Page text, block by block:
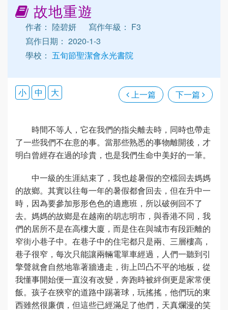
故地重遊
作者： 陸碧妍
寫作年級： F3
寫作日期： 2020-1-3
學校： 五旬節聖潔會永光書院
上一篇 下一篇
小 中 大
時間不等人，它在我們的指尖離去時，同時也帶走
了一些我們不在意的事。當那些熟悉的事物離開後，才
明白曾經存在過的珍貴，也是我們生命中美好的一筆。
中一級的生涯結束了，我也趁暑假的空檔回去媽媽
的故鄉。其實以往每一年的暑假都會回去，但在升中一
時，因為要參加形形色色的適應班，所以破例回不了
去。媽媽的故鄉是在越南的胡志明市，與香港不同，我
們的居所不是在高樓大廈，而是住在與城市有段距離的
窄街小巷子中。在巷子中的住宅都只是兩、三層樓高，
巷子很窄，每次只能讓兩輛電單車經過，人們一聽到引
擎聲就會自然地靠著牆邊走，街上凹凸不平的地板，從
我懂事開始便一直沒有改變，奔跑時被絆倒更是家常便
飯。孩子在狹窄的道路中踢著球，玩搖搖，他們玩的東
西雖然很廉價，但這些已經滿足了他們，天真爛漫的笑